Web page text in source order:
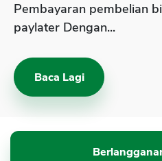
Asuransi Kesehatan
Asuransi Syariah
Pembayaran pembelian
paylater Dengan...
Baca Lagi